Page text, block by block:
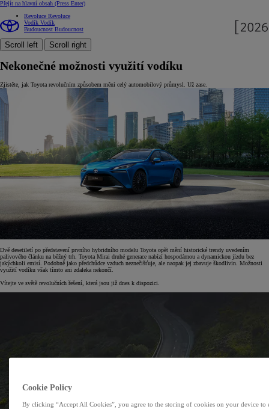
Přejít na hlavní obsah (Press Enter)
Revoluce Revoluce
Vodík Vodík
Budoucnost Budoucnost
Scroll left Scroll right
Nekonečné možnosti využití vodíku
Zjistěte, jak Toyota revolučním způsobem mění celý automobilový průmysl. Už zase.
Dvě desetiletí po představení prvního hybridního modelu Toyota opět mění historické trendy uvedením
palivového článku na běžný trh. Toyota Mirai druhé generace nabízí hospodárnou a dynamickou jízdu bez
jakýchkoli emisí. Podobně jako předchůdce vzduch neznečišťuje, ale naopak jej zbavuje škodlivin. Možnosti
využití vodíku však tímto ani zdaleka nekončí.
Vítejte ve světě revolučních řešení, která jsou již dnes k dispozici.
Cookie Policy
By clicking “Accept All Cookies”, you agree to the storing of cookies on your device to